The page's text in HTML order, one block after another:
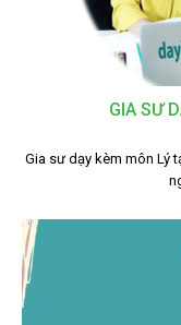
GIA SƯ
Gia sư dạy kèm môn Lý